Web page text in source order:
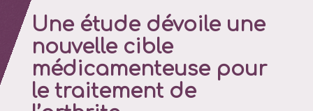
Une étude dévoile une
nouvelle cible
médicamenteuse pour
le traitement de